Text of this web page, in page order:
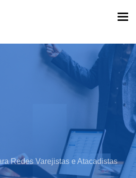
Redes Varejistas e Atacadistas